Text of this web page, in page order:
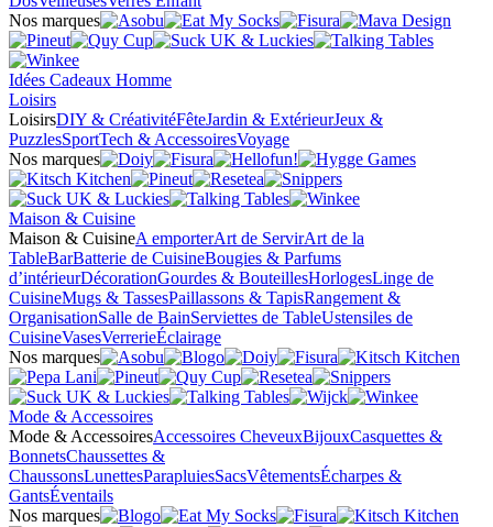
Nos marques
Idées Cadeaux Homme
Loisirs
LoisirsDIY & CréativitéFêteJardin & ExtérieurJeux &
PuzzlesSportTech & AccessoiresVoyage
Nos marques
Maison & Cuisine
Maison & CuisineA emporterArt de ServirArt de la
TableBarBatterie de CuisineBougies & Parfums
d’intérieurDécorationGourdes & BouteillesHorlogesLinge de
CuisineMugs & TassesPaillassons & TapisRangement &
OrganisationSalle de BainServiettes de TableUstensiles de
CuisineVasesVerrerieÉclairage
Nos marques
Mode & Accessoires
Mode & AccessoiresAccessoires CheveuxBijouxCasquettes &
BonnetsChaussettes &
ChaussonsLunettesParapluiesSacsVêtementsÉcharpes &
GantsÉventails
Nos marques